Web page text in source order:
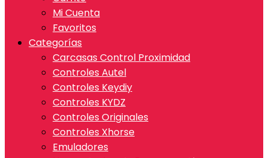
Mi Cuenta
Favoritos
Categorías
Carcasas Control Proximidad
Controles Autel
Controles Keydiy
Controles KYDZ
Controles Originales
Controles Xhorse
Emuladores